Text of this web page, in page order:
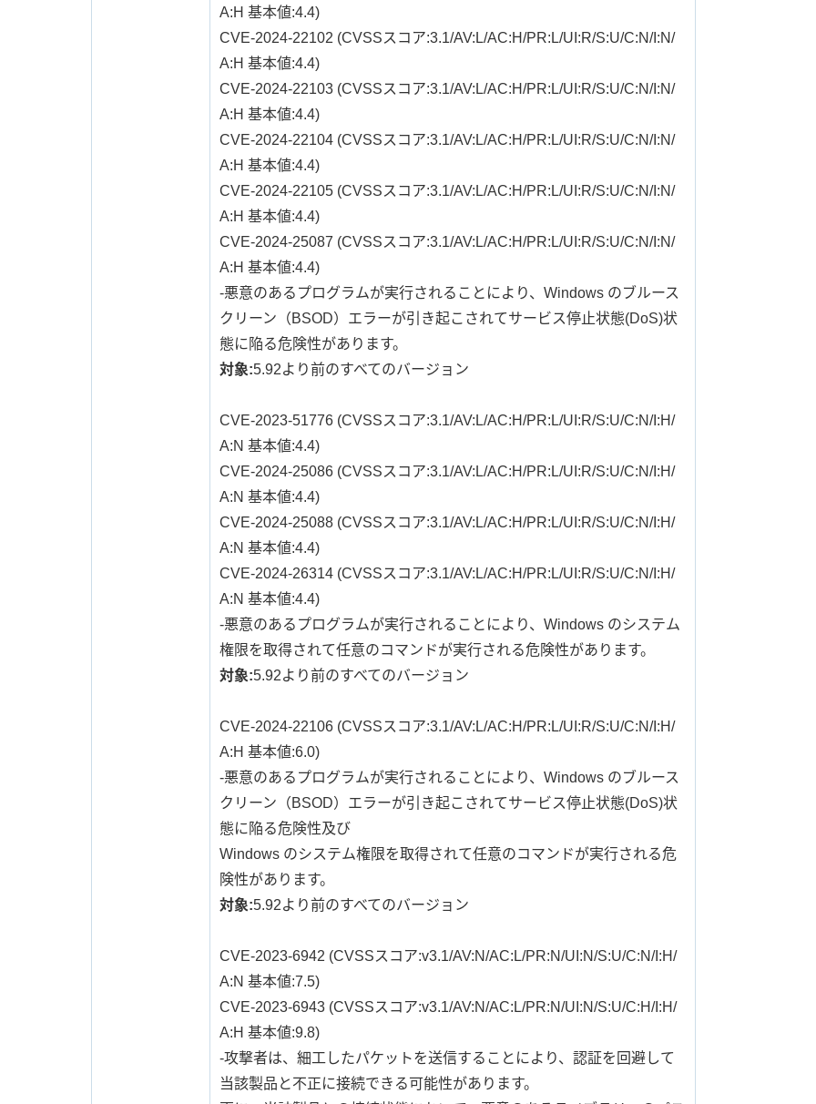
A:H 基本値:4.4)
CVE-2024-22102 (CVSSスコア:3.1/AV:L/AC:H/PR:L/UI:R/S:U/C:N/I:N/
A:H 基本値:4.4)
CVE-2024-22103 (CVSSスコア:3.1/AV:L/AC:H/PR:L/UI:R/S:U/C:N/I:N/
A:H 基本値:4.4)
CVE-2024-22104 (CVSSスコア:3.1/AV:L/AC:H/PR:L/UI:R/S:U/C:N/I:N/
A:H 基本値:4.4)
CVE-2024-22105 (CVSSスコア:3.1/AV:L/AC:H/PR:L/UI:R/S:U/C:N/I:N/
A:H 基本値:4.4)
CVE-2024-25087 (CVSSスコア:3.1/AV:L/AC:H/PR:L/UI:R/S:U/C:N/I:N/
A:H 基本値:4.4)
-悪意のあるプログラムが実行されることにより、Windows のブルース
クリーン（BSOD）エラーが引き起こされてサービス停止状態(DoS)状
態に陥る危険性があります。
対象:5.92より前のすべてのバージョン
CVE-2023-51776 (CVSSスコア:3.1/AV:L/AC:H/PR:L/UI:R/S:U/C:N/I:H/
A:N 基本値:4.4)
CVE-2024-25086 (CVSSスコア:3.1/AV:L/AC:H/PR:L/UI:R/S:U/C:N/I:H/
A:N 基本値:4.4)
CVE-2024-25088 (CVSSスコア:3.1/AV:L/AC:H/PR:L/UI:R/S:U/C:N/I:H/
A:N 基本値:4.4)
CVE-2024-26314 (CVSSスコア:3.1/AV:L/AC:H/PR:L/UI:R/S:U/C:N/I:H/
A:N 基本値:4.4)
-悪意のあるプログラムが実行されることにより、Windows のシステム
権限を取得されて任意のコマンドが実行される危険性があります。
対象:5.92より前のすべてのバージョン
CVE-2024-22106 (CVSSスコア:3.1/AV:L/AC:H/PR:L/UI:R/S:U/C:N/I:H/
A:H 基本値:6.0)
-悪意のあるプログラムが実行されることにより、Windows のブルース
クリーン（BSOD）エラーが引き起こされてサービス停止状態(DoS)状
態に陥る危険性及び
Windows のシステム権限を取得されて任意のコマンドが実行される危
険性があります。
対象:5.92より前のすべてのバージョン
CVE-2023-6942 (CVSSスコア:v3.1/AV:N/AC:L/PR:N/UI:N/S:U/C:N/I:H/
A:N 基本値:7.5)
CVE-2023-6943 (CVSSスコア:v3.1/AV:N/AC:L/PR:N/UI:N/S:U/C:H/I:H/
A:H 基本値:9.8)
-攻撃者は、細工したパケットを送信することにより、認証を回避して
当該製品と不正に接続できる可能性があります。